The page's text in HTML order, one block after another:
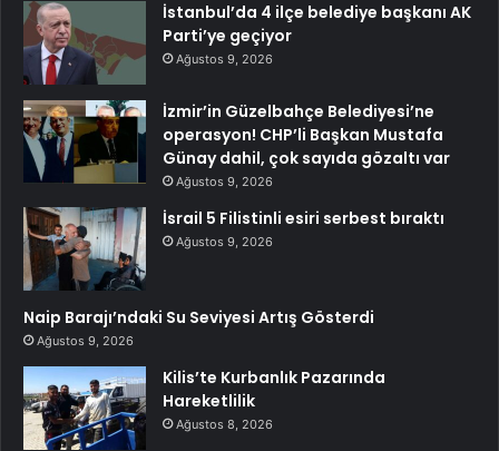
İstanbul’da 4 ilçe belediye başkanı AK
Parti’ye geçiyor
Ağustos 9, 2026
İzmir’in Güzelbahçe Belediyesi’ne
operasyon! CHP’li Başkan Mustafa
Günay dahil, çok sayıda gözaltı var
Ağustos 9, 2026
İsrail 5 Filistinli esiri serbest bıraktı
Ağustos 9, 2026
Naip Barajı’ndaki Su Seviyesi Artış Gösterdi
Ağustos 9, 2026
Kilis’te Kurbanlık Pazarında
Hareketlilik
Ağustos 8, 2026